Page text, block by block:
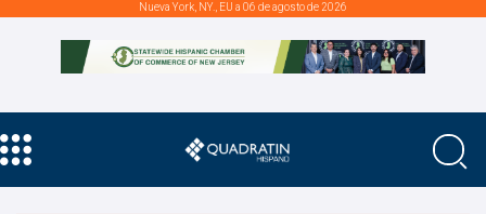
Nueva York, NY., EU a 06 de agosto de 2026